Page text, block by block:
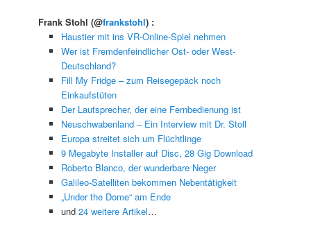
Frank Stohl(@frankstohl) :
Haustier mit ins VR-Online-Spiel nehmen
Wer ist Fremdenfeindlicher Ost- oder West-
Deutschland?
Fill My Fridge – zum Reisegepäck noch
Einkaufstüten
Der Lautsprecher, der eine Fernbedienung ist
Neuschwabenland – Ein Interview mit Dr. Stoll
Europa streitet sich um Flüchtlinge
9 Megabyte Installer auf Disc, 28 Gig Download
Roberto Blanco, der wunderbare Neger
Galileo-Satelliten bekommen Nebentätigkeit
„Under the Dome“ am Ende
und 24 weitere Artikel…